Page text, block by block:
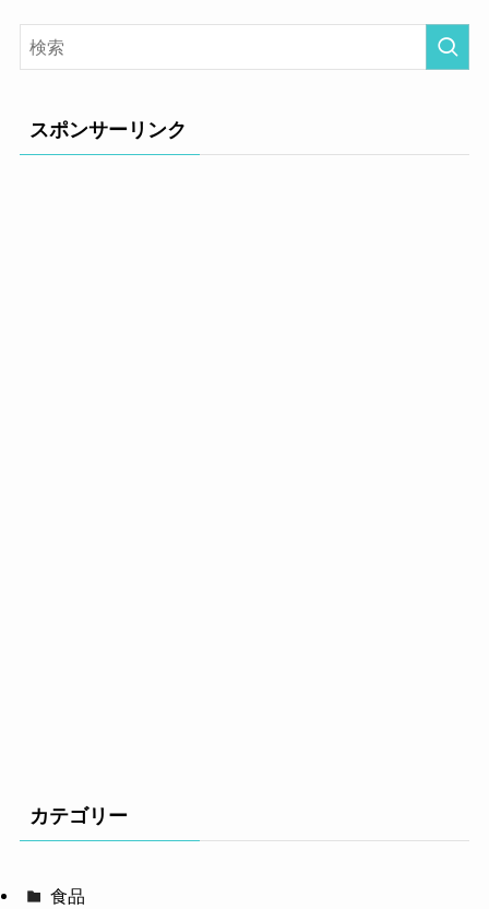
スポンサーリンク
カテゴリー
食品